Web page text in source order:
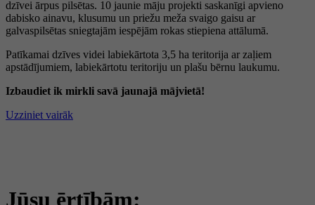
dzīvei ārpus pilsētas. 10 jaunie māju projekti saskanīgi apvieno
dabisko ainavu, klusumu un priežu meža svaigo gaisu ar
galvaspilsētas sniegtajām iespējām rokas stiepiena attālumā.
Patīkamai dzīves videi labiekārtota 3,5 ha teritorija ar zaļiem
apstādījumiem, labiekārtotu teritoriju un plašu bērnu laukumu.
Izbaudiet ik mirkli savā jaunajā mājvietā!
Uzziniet vairāk
Jūsu ērtībām: